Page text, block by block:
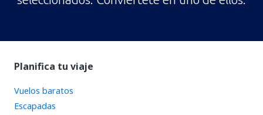
Planifica tu viaje
Vuelos baratos
Escapadas